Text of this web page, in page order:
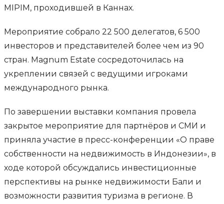
MIPIM, проходившей в Каннах.
Мероприятие собрало 22 500 делегатов, 6 500
инвесторов и представителей более чем из 90
стран. Magnum Estate сосредоточилась на
укреплении связей с ведущими игроками
международного рынка.
По завершении выставки компания провела
закрытое мероприятие для партнёров и СМИ и
приняла участие в пресс-конференции «О праве
собственности на недвижимость в Индонезии», в
ходе которой обсуждались инвестиционные
перспективы на рынке недвижимости Бали и
возможности развития туризма в регионе. В